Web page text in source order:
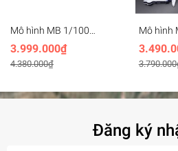
Mô hình MB 1/100
Gundam Exia Repair R4 -
Metal Build MC (Hàng
order, inbox)
3.999.000₫
4.380.000₫
Mô hình
00R, XN
Seven
Ebikawa
Đăng ký